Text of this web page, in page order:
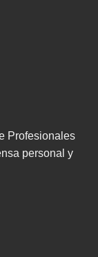
Profesionales
personal y